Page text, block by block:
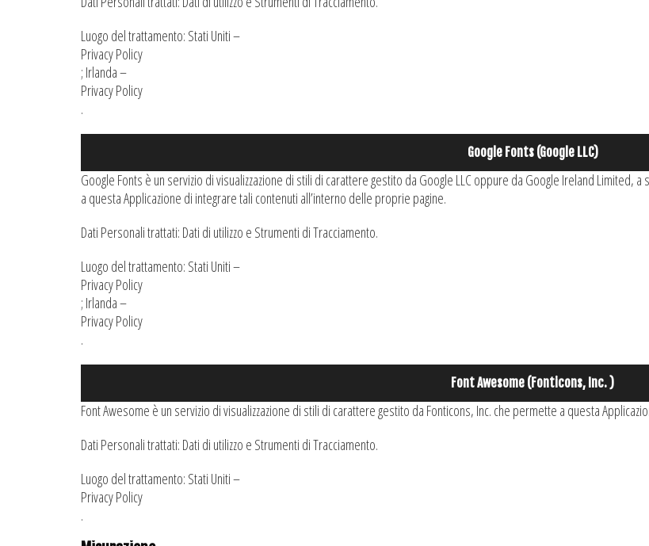
Luogo del trattamento: Stati Uniti –
Privacy Policy
; Irlanda –
Privacy Policy
.
Google Fonts (Google LLC)
Google Fonts è un servizio di visualizzazione di stili di carattere gestito da Google LLC oppure da Google Ireland
a questa Applicazione di integrare tali contenuti all’interno delle proprie pagine.
Dati Personali trattati: Dati di utilizzo e Strumenti di Tracciamento.
Luogo del trattamento: Stati Uniti –
Privacy Policy
; Irlanda –
Privacy Policy
.
Font Awesome (Fonticons, Inc. )
Font Awesome è un servizio di visualizzazione di stili di carattere gestito da Fonticons, Inc. che permette a questa
Dati Personali trattati: Dati di utilizzo e Strumenti di Tracciamento.
Luogo del trattamento: Stati Uniti –
Privacy Policy
.